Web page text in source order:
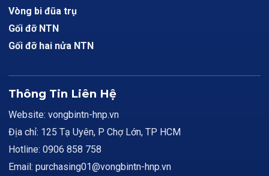
Vòng bi đũa trụ
Gối đỡ NTN
Gối đỡ hai nửa NTN
Thông Tin Liên Hệ
Website: vongbintn-hnp.vn
Địa chỉ: 125 Tạ Uyên, P Chợ Lớn, TP HCM
Hotline: 0906 858 758
Email: purchasing01@vongbintn-hnp.vn